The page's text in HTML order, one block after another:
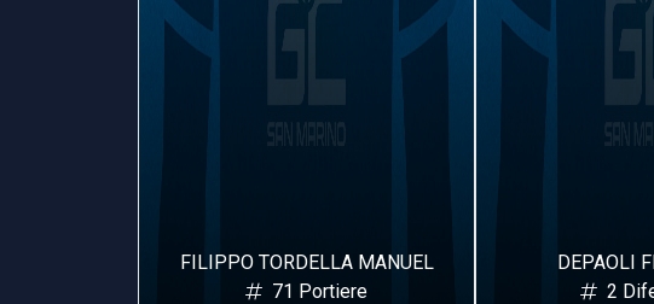
DEPAOLI FEDERICO
2 Difensore